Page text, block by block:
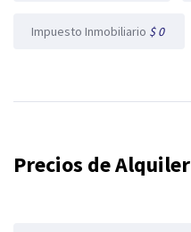
Impuesto Inmobiliario $ 0
Precios de Alquiler